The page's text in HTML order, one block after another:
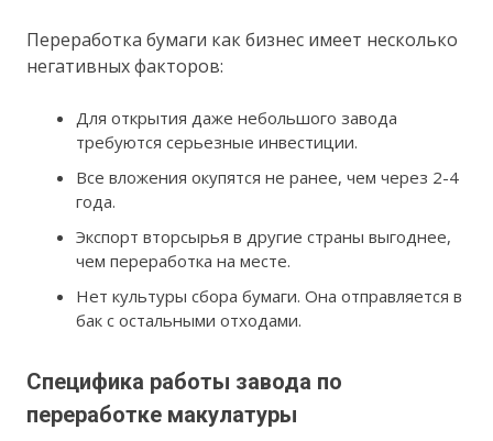
Переработка бумаги как бизнес имеет несколько
негативных факторов:
Для открытия даже небольшого завода
требуются серьезные инвестиции.
Все вложения окупятся не ранее, чем через 2-4
года.
Экспорт вторсырья в другие страны выгоднее,
чем переработка на месте.
Нет культуры сбора бумаги. Она отправляется в
бак с остальными отходами.
Специфика работы завода по
переработке макулатуры